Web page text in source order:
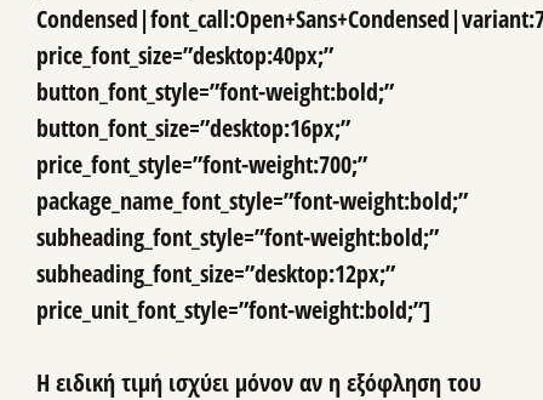
price_font_size=”desktop:40px;”
button_font_style=”font-weight:bold;”
button_font_size=”desktop:16px;”
price_font_style=”font-weight:700;”
package_name_font_style=”font-weight:bold;”
subheading_font_style=”font-weight:bold;”
subheading_font_size=”desktop:12px;”
price_unit_font_style=”font-weight:bold;”]
Η ειδική τιμή ισχύει μόνον αν η εξόφληση του